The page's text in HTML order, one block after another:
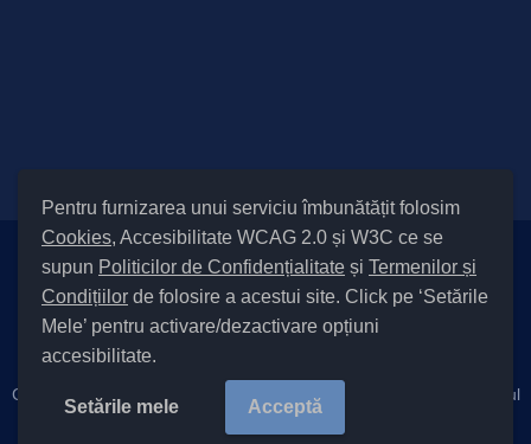
Pentru furnizarea unui serviciu îmbunătățit folosim
Cookies, Accesibilitate WCAG 2.0 și W3C ce se
supun Politicilor de Confidențialitate și Termenilor și
Condițiilor de folosire a acestui site. Click pe ‘Setările
Mele’ pentru activare/dezactivare opțiuni
accesibilitate.
Setările mele Acceptă
Setări Cookies și Accesibilitate
Informare cu privire la prelucrarea datelor|Politică de utilizare
| Termeni și condiții de utilizare a site-ului
Cod Județ 4 / Județul Bacău / Tipul UAT – 14 – C – Comună / Codul
SIRUTA al Unității Administrativ-Teritoriale 22576 / Filipești